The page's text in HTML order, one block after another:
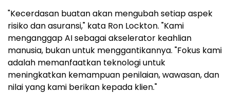
"Kecerdasan buatan akan mengubah setiap aspek
risiko dan asuransi," kata Ron Lockton. "Kami
menganggap AI sebagai akselerator keahlian
manusia, bukan untuk menggantikannya. "Fokus kami
adalah memanfaatkan teknologi untuk
meningkatkan kemampuan penilaian, wawasan, dan
nilai yang kami berikan kepada klien."